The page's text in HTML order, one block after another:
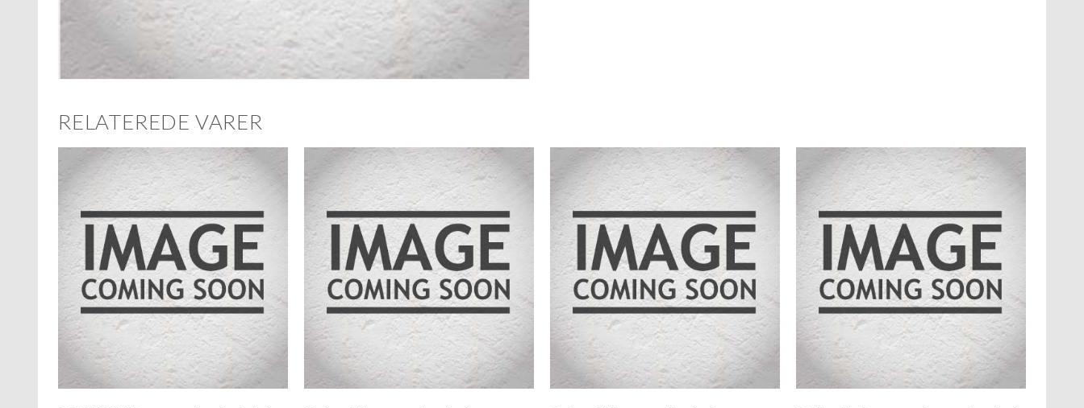
RELATEREDE VARER